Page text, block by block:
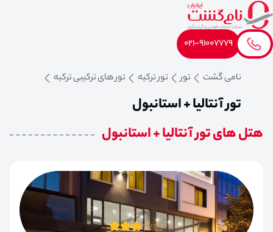
021-91007779
نامی گشت تور تور ترکیه تور های ترکیبی ترکیه
تور آنتالیا + استانبول
هتل های تور آنتالیا + استانبول